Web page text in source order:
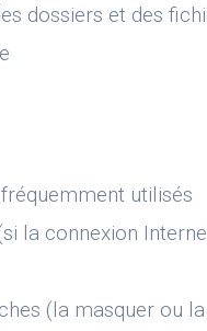
dossiers et des
utilisés
la connexion
(la masquer ou